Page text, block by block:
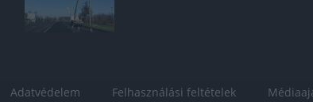
Adatvédelem Felhasználási feltételek